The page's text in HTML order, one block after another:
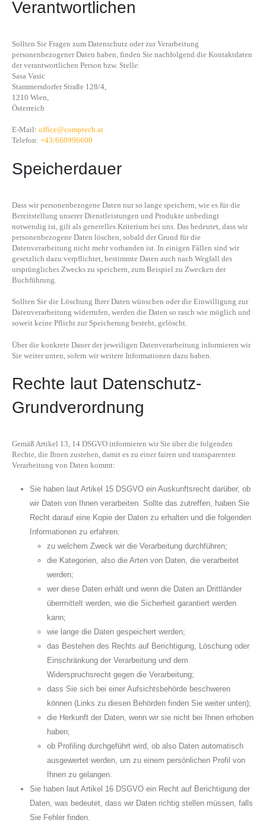
Verantwortlichen
Sollten Sie Fragen zum Datenschutz oder zur Verarbeitung
personenbezogener Daten haben, finden Sie nachfolgend die Kontaktdaten
der verantwortlichen Person bzw. Stelle:
Sasa Vasic
Stammersdorfer Straße 128/4,
1210 Wien,
Österreich
E-Mail: office@comptech.at
Telefon: +43/660996600
Speicherdauer
Dass wir personenbezogene Daten nur so lange speichern, wie es für die
Bereitstellung unserer Dienstleistungen und Produkte unbedingt
notwendig ist, gilt als generelles Kriterium bei uns. Das bedeutet, dass wir
personenbezogene Daten löschen, sobald der Grund für die
Datenverarbeitung nicht mehr vorhanden ist. In einigen Fällen sind wir
gesetzlich dazu verpflichtet, bestimmte Daten auch nach Wegfall des
ursprüngliches Zwecks zu speichern, zum Beispiel zu Zwecken der
Buchführung.
Sollten Sie die Löschung Ihrer Daten wünschen oder die Einwilligung zur
Datenverarbeitung widerrufen, werden die Daten so rasch wie möglich und
soweit keine Pflicht zur Speicherung besteht, gelöscht.
Über die konkrete Dauer der jeweiligen Datenverarbeitung informieren wir
Sie weiter unten, sofern wir weitere Informationen dazu haben.
Rechte laut Datenschutz-
Grundverordnung
Gemäß Artikel 13, 14 DSGVO informieren wir Sie über die folgenden
Rechte, die Ihnen zustehen, damit es zu einer fairen und transparenten
Verarbeitung von Daten kommt:
Sie haben laut Artikel 15 DSGVO ein Auskunftsrecht darüber, ob
wir Daten von Ihnen verarbeiten. Sollte das zutreffen, haben Sie
Recht darauf eine Kopie der Daten zu erhalten und die folgenden
Informationen zu erfahren:
zu welchem Zweck wir die Verarbeitung durchführen;
die Kategorien, also die Arten von Daten, die verarbeitet
werden;
wer diese Daten erhält und wenn die Daten an Drittländer
übermittelt werden, wie die Sicherheit garantiert werden
kann;
wie lange die Daten gespeichert werden;
das Bestehen des Rechts auf Berichtigung, Löschung oder
Einschränkung der Verarbeitung und dem
Widerspruchsrecht gegen die Verarbeitung;
dass Sie sich bei einer Aufsichtsbehörde beschweren
können (Links zu diesen Behörden finden Sie weiter unten);
die Herkunft der Daten, wenn wir sie nicht bei Ihnen erhoben
haben;
ob Profiling durchgeführt wird, ob also Daten automatisch
ausgewertet werden, um zu einem persönlichen Profil von
Ihnen zu gelangen.
Sie haben laut Artikel 16 DSGVO ein Recht auf Berichtigung der
Daten, was bedeutet, dass wir Daten richtig stellen müssen, falls
Sie Fehler finden.